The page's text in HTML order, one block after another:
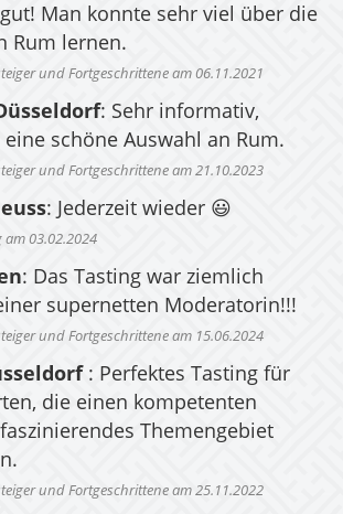
Man konnte sehr viel über die
Rum lernen.
und Fortgeschrittene am 06.11.2021
: Sehr informativ,
schöne Auswahl an Rum.
und Fortgeschrittene am 21.10.2023
: Jederzeit wieder 😃
am 03.02.2024
: Das Tasting war ziemlich
supernetten Moderatorin!!!
und Fortgeschrittene am 15.06.2024
: Perfektes Tasting für
die einen kompetenten
Themengebiet
und Fortgeschrittene am 25.11.2022